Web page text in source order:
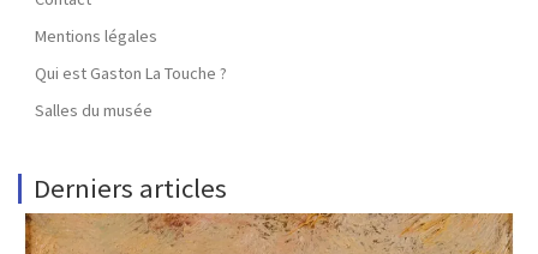
Mentions légales
Qui est Gaston La Touche ?
Salles du musée
Derniers articles